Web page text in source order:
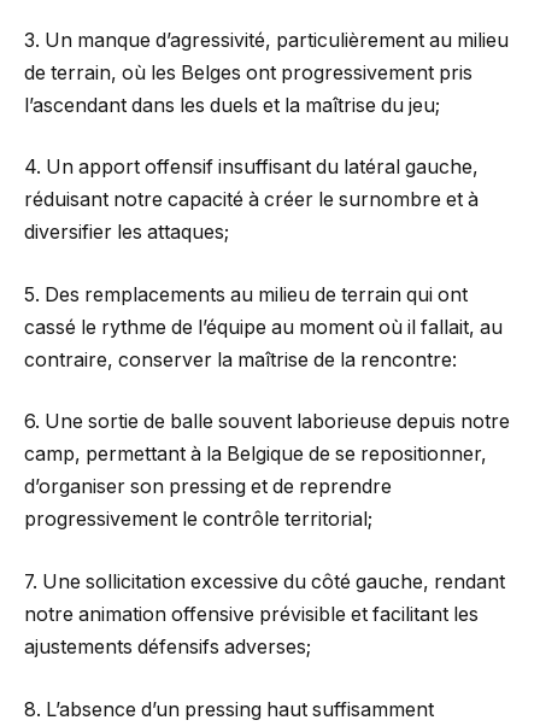
3. Un manque d’agressivité, particulièrement au milieu
de terrain, où les Belges ont progressivement pris
l’ascendant dans les duels et la maîtrise du jeu;
4. Un apport offensif insuffisant du latéral gauche,
réduisant notre capacité à créer le surnombre et à
diversifier les attaques;
5. Des remplacements au milieu de terrain qui ont
cassé le rythme de l’équipe au moment où il fallait, au
contraire, conserver la maîtrise de la rencontre:
6. Une sortie de balle souvent laborieuse depuis notre
camp, permettant à la Belgique de se repositionner,
d’organiser son pressing et de reprendre
progressivement le contrôle territorial;
7. Une sollicitation excessive du côté gauche, rendant
notre animation offensive prévisible et facilitant les
ajustements défensifs adverses;
8. L’absence d’un pressing haut suffisamment